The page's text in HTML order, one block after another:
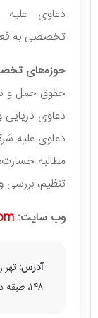
دعاوی
تخصصی به
حوزه‌های
حقوق حمل و
دعاوی دریایی
دعاوی علیه
مطالبه
تنظیم، بررسی
وب سایت:
آدرس:
۱۴۸، طبقه دوم